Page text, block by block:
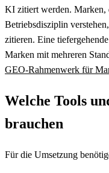
KI zitiert werden. Marken,
Betriebsdisziplin
zitieren. Eine
Marken mit mehreren
GEO-Rahmenwerk für
Welche Tools
brauchen
Für die Umsetzung